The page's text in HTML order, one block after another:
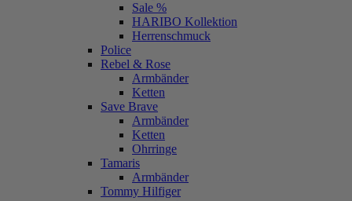
Sale %
HARIBO Kollektion
Herrenschmuck
Police
Rebel & Rose
Armbänder
Ketten
Save Brave
Armbänder
Ketten
Ohrringe
Tamaris
Armbänder
Tommy Hilfiger